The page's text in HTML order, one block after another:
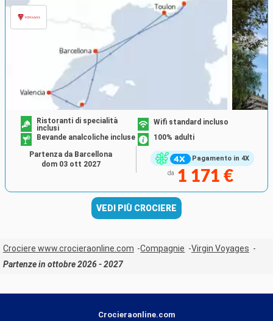
Pagamento in 4X
Ristoranti di specialità
inclusi
Wifi standard incluso
Bevande analcoliche incluse
100% adulti
da 1 171 €
Partenza da Barcellona
dom 03 ott 2027
VEDI PIÙ CROCIERE
Crociere www.crocieraonline.com Compagnie
Virgin Voyages
Partenze in ottobre 2026 - 2027
Crocieraonline.com